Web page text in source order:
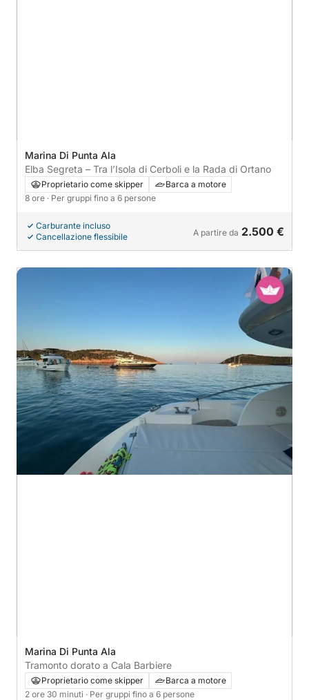
Marina Di Punta Ala
Elba Segreta – Tra l’Isola di Cerboli e la Rada di Ortano
Proprietario come skipper
Barca a motore
8 ore · Per gruppi fino a 6 persone
Carburante incluso
Cancellazione flessibile
A partire da 2.500 €
Marina Di Punta Ala
Tramonto dorato a Cala Barbiere
Proprietario come skipper
Barca a motore
2 ore 30 minuti · Per gruppi fino a 6 persone